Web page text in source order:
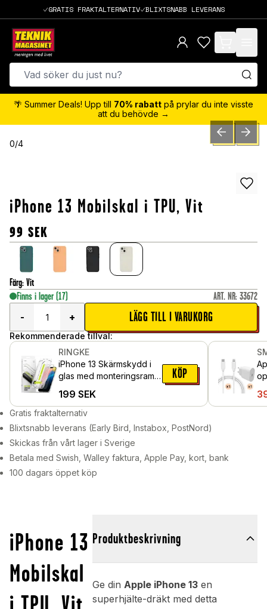
GRATIS FRAKTALTERNATIV BLIXTSNABB LEVERANS
items in cart,
🌴 Summer Deals! Upp till 70% rabatt på prylar du inte visste
att du behövde →
0/4 PREVIOUSNEXT
iPhone 13 Mobilskal i TPU, Vit
99 SEK
Färg: Vit
Finns i lager (17) ART. NR: 33672
-
+ LÄGG TILL I VARUKORG
Rekommenderade tillval:
RINGKE
iPhone 13 Skärmskydd i
glas med monteringsram
199 SEK
KÖP
Gratis fraktalternativ
Blixtsnabb leverans (Early Bird, Instabox, PostNord)
Skickas från vårt lager i Sverige
Betala med Swish, Walley faktura, Apple Pay, kort, bank
100 dagars öppet köp
iPhone 13
Mobilskal
Produktbeskrivning
Ge din Apple iPhone 13en
superhjälte-dräkt med detta